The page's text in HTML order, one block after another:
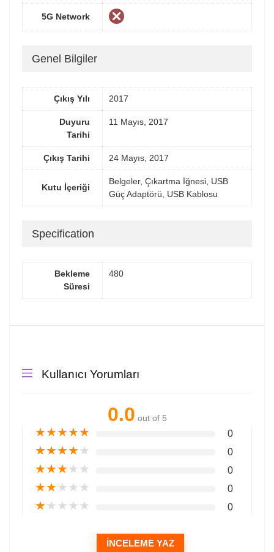
5G Network
Genel Bilgiler
Çıkış Yılı 2017
Duyuru
Tarihi
11 Mayıs, 2017
Çıkış Tarihi 24 Mayıs, 2017
Kutu İçeriği
Belgeler, Çıkartma İğnesi, USB
Güç Adaptörü, USB Kablosu
Specification
Bekleme
Süresi
480
Kullanıcı Yorumları
0.0 out of 5
★★★★★ 0
★★★★★ 0
★★★★★ 0
★★★★★ 0
★★★★★ 0
İNCELEME YAZ